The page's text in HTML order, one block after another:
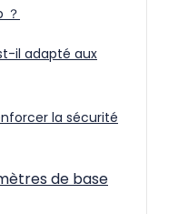
？
il adapté aux
la sécurité
de base